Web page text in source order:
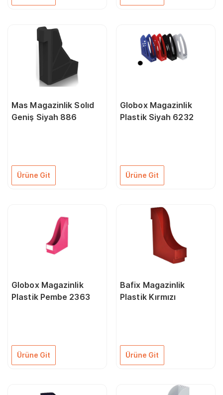
Mas Magazinlik Solıd
Geniş Siyah 886
Ürüne Git
Globox Magazinlik
Plastik Siyah 6232
Ürüne Git
Globox Magazinlik
Plastik Pembe 2363
Ürüne Git
Bafix Magazinlik
Plastik Kırmızı
Ürüne Git